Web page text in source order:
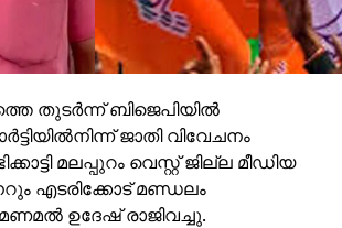
തുടര്‍ന്ന് ബിജെപിയില്‍
ജാതി വിവേചനം
മലപ്പുറം വെസ്റ്റ് ജില്ല മീഡിയ
എടരിക്കോട് മണ്ഡലം
ഉദേഷ് രാജിവച്ചു.